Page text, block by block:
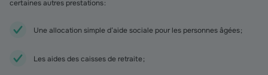
certaines autres prestations :
Une allocation simple d’aide sociale pour les personnes âgées ;
Les aides des caisses de retraite ;